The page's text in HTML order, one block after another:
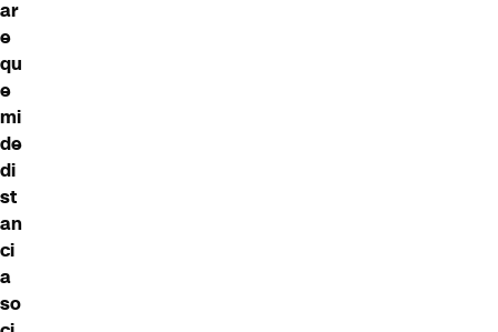
ar
e
qu
e
mi
de
di
st
an
ci
a
so